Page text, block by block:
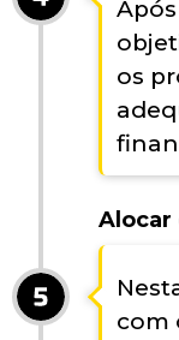
os
Alocar
com